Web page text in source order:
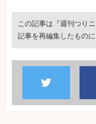
この記事は『週刊つり
記事を再編集したものに